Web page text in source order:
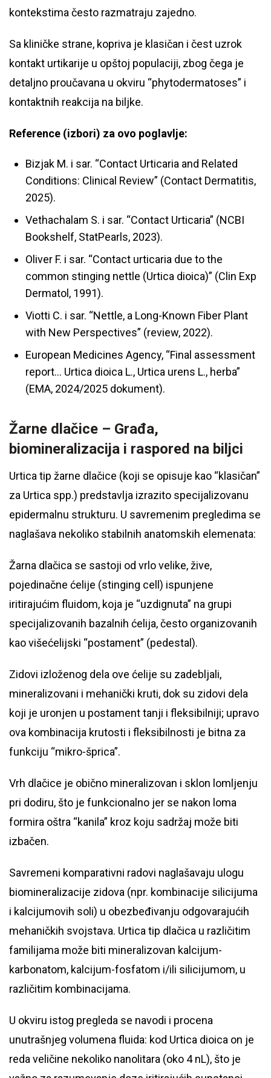
kontekstima često razmatraju zajedno.
Sa kliničke strane, kopriva je klasičan i čest uzrok
kontakt urtikarije u opštoj populaciji, zbog čega je
detaljno proučavana u okviru “phytodermatoses” i
kontaktnih reakcija na biljke.
Reference (izbori) za ovo poglavlje:
Bizjak M. i sar. “Contact Urticaria and Related
Conditions: Clinical Review” (Contact Dermatitis,
2025).
Vethachalam S. i sar. “Contact Urticaria” (NCBI
Bookshelf, StatPearls, 2023).
Oliver F. i sar. “Contact urticaria due to the
common stinging nettle (Urtica dioica)” (Clin Exp
Dermatol, 1991).
Viotti C. i sar. “Nettle, a Long-Known Fiber Plant
with New Perspectives” (review, 2022).
European Medicines Agency, “Final assessment
report… Urtica dioica L., Urtica urens L., herba”
(EMA, 2024/2025 dokument).
Žarne dlačice – Građa,
biomineralizacija i raspored na biljci
Urtica tip žarne dlačice (koji se opisuje kao “klasičan”
za Urtica spp.) predstavlja izrazito specijalizovanu
epidermalnu strukturu. U savremenim pregledima se
naglašava nekoliko stabilnih anatomskih elemenata:
Žarna dlačica se sastoji od vrlo velike, žive,
pojedinačne ćelije (stinging cell) ispunjene
iritirajućim fluidom, koja je “uzdignuta” na grupi
specijalizovanih bazalnih ćelija, često organizovanih
kao višećelijski “postament” (pedestal).
Zidovi izloženog dela ove ćelije su zadebljali,
mineralizovani i mehanički kruti, dok su zidovi dela
koji je uronjen u postament tanji i fleksibilniji; upravo
ova kombinacija krutosti i fleksibilnosti je bitna za
funkciju “mikro-šprica”.
Vrh dlačice je obično mineralizovan i sklon lomljenju
pri dodiru, što je funkcionalno jer se nakon loma
formira oštra “kanila” kroz koju sadržaj može biti
izbačen.
Savremeni komparativni radovi naglašavaju ulogu
biomineralizacije zidova (npr. kombinacije silicijuma
i kalcijumovih soli) u obezbeđivanju odgovarajućih
mehaničkih svojstava. Urtica tip dlačica u različitim
familijama može biti mineralizovan kalcijum-
karbonatom, kalcijum-fosfatom i/ili silicijumom, u
različitim kombinacijama.
U okviru istog pregleda se navodi i procena
unutrašnjeg volumena fluida: kod Urtica dioica on je
reda veličine nekoliko nanolitara (oko 4 nL), što je